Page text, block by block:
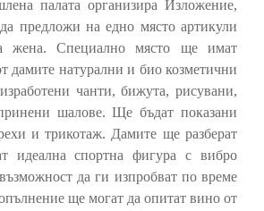
палата организира Изложение,
предложи на едно място артикули
жена. Специално място ще имат
дамите натурални и био козметични
чанти, бижута, рисувани,
шалове. Ще бъдат показани
и трикотаж. Дамите ще разберат
идеална спортна фигура с вибро
да ги изпробват по време
ще могат да опитат вино от